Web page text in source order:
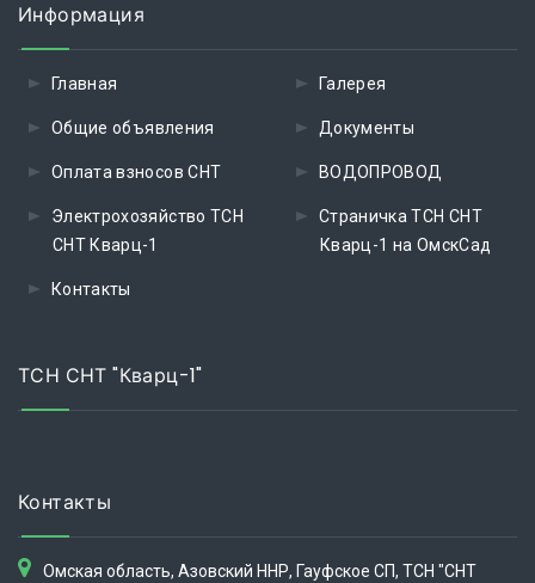
Информация
Главная
Общие объявления
Оплата взносов СНТ
Электрохозяйство ТСН
СНТ Кварц-1
Контакты
Галерея
Документы
ВОДОПРОВОД
Страничка ТСН СНТ
Кварц-1 на ОмскСад
ТСН СНТ "Кварц-1"
Контакты
Омская область, Азовский ННР, Гауфское СП, ТСН "СНТ